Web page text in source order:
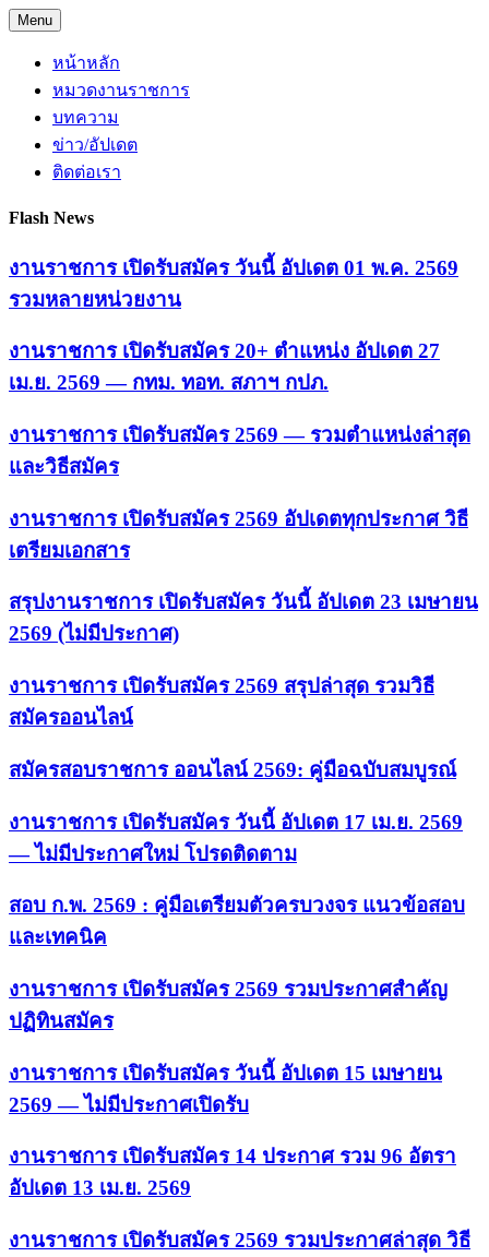
Skip
to
content
Menu
หน้าหลัก
หมวดงานราชการ
บทความ
ข่าว/อัปเดต
ติดต่อเรา
Flash News
งานราชการ เปิดรับสมัคร วันนี้ อัปเดต 01 พ.ค. 2569
รวมหลายหน่วยงาน
งานราชการ เปิดรับสมัคร 20+ ตำแหน่ง อัปเดต 27
เม.ย. 2569 — กทม. ทอท. สภาฯ กปภ.
งานราชการ เปิดรับสมัคร 2569 — รวมตำแหน่งล่าสุด
และวิธีสมัคร
งานราชการ เปิดรับสมัคร 2569 อัปเดตทุกประกาศ วิธี
เตรียมเอกสาร
สรุปงานราชการ เปิดรับสมัคร วันนี้ อัปเดต 23 เมษายน
2569 (ไม่มีประกาศ)
งานราชการ เปิดรับสมัคร 2569 สรุปล่าสุด รวมวิธี
สมัครออนไลน์
สมัครสอบราชการ ออนไลน์ 2569: คู่มือฉบับสมบูรณ์
งานราชการ เปิดรับสมัคร วันนี้ อัปเดต 17 เม.ย. 2569
— ไม่มีประกาศใหม่ โปรดติดตาม
สอบ ก.พ. 2569 : คู่มือเตรียมตัวครบวงจร แนวข้อสอบ
และเทคนิค
งานราชการ เปิดรับสมัคร 2569 รวมประกาศสำคัญ
ปฏิทินสมัคร
งานราชการ เปิดรับสมัคร วันนี้ อัปเดต 15 เมษายน
2569 — ไม่มีประกาศเปิดรับ
งานราชการ เปิดรับสมัคร 14 ประกาศ รวม 96 อัตรา
อัปเดต 13 เม.ย. 2569
งานราชการ เปิดรับสมัคร 2569 รวมประกาศล่าสุด วิธี